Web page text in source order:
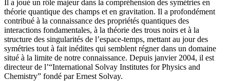
Il a joué un rôle majeur dans la compréhension des symétries en
théorie quantique des champs et en gravitation. Il a profondément
contribué à la connaissance des propriétés quantiques des
interactions fondamentales, à la théorie des trous noirs et à la
structure des singularités de l’espace-temps, mettant au jour des
symétries tout à fait inédites qui semblent régner dans un domaine
situé à la limite de notre connaissance. Depuis janvier 2004, il est
directeur de l’“International Solvay Institutes for Physics and
Chemistry” fondé par Ernest Solvay.